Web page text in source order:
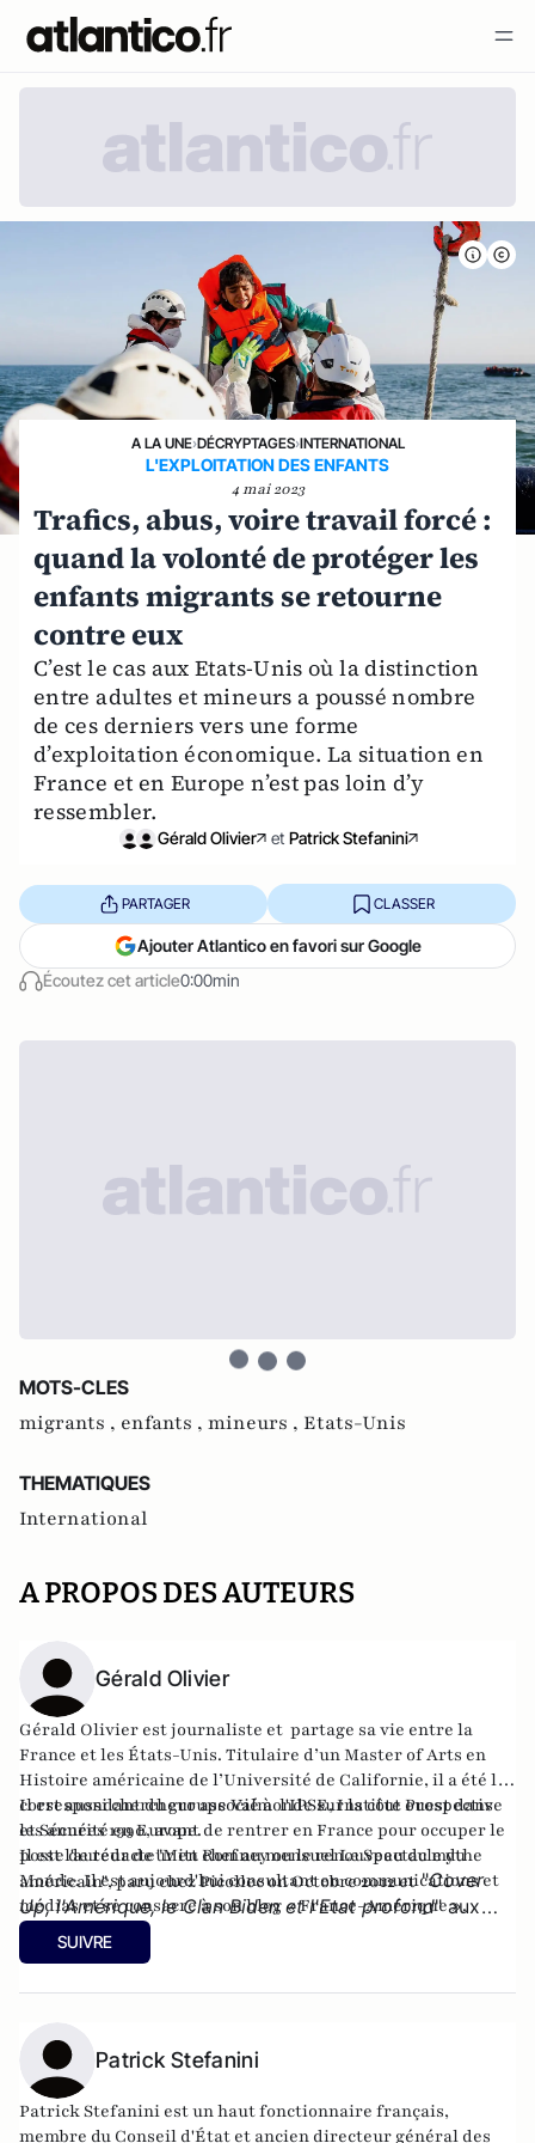
A LA UNE›DÉCRYPTAGES›INTERNATIONAL
L'EXPLOITATION DES ENFANTS
4 mai 2023
Trafics, abus, voire travail forcé :
quand la volonté de protéger les
enfants migrants se retourne
contre eux
C’est le cas aux Etats-Unis où la distinction
entre adultes et mineurs a poussé nombre
de ces derniers vers une forme
d’exploitation économique. La situation en
France et en Europe n’est pas loin d’y
ressembler.
Gérald Olivier et Patrick Stefanini
Écoutez cet article0:00min
PARTAGER CLASSER
Ajouter Atlantico en favori sur Google
MOTS-CLES
migrants , enfants , mineurs , Etats-Unis
THEMATIQUES
International
A PROPOS DES AUTEURS
Gérald Olivier
Gérald Olivier est journaliste et partage sa vie entre la
France et les États-Unis. Titulaire d’un Master of Arts en
Histoire américaine de l’Université de Californie, il a été le
correspondant du groupe Valmonde sur la côte ouest dans
les années 1990, avant de rentrer en France pour occuper le
poste de rédacteur en chef au mensuel Le Spectacle du
Monde. Il est aujourd'hui consultant en communications et
médias et se consacre à sonblog « France-Amérique ».
Il est aussi chercheur associé à l'IPSE, Institut Prospective
et Sécurité en Europe.
Il est l'auteur de"Mitt Romney ou le renouveau du mythe
américain", paru chez Picollec on Octobre 2012 et "Cover
Up, l'Amérique, le Clan Biden et l'Etat profond" aux
éditions Konfident.
SUIVRE
Patrick Stefanini
Patrick Stefanini est un haut fonctionnaire français,
membre du Conseil d'État et ancien directeur général des